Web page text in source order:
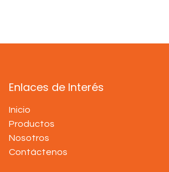
Enlaces de Interés
Inicio
Productos
Nosotros
Contáctenos